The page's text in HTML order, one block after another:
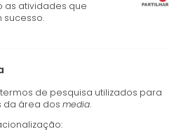
as atividades que
de pesquisa utilizados para
da área dosmedia.